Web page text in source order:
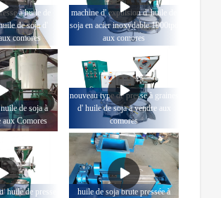
à huile de
de soja d'
comores
machine d' expulsion d' huile de
soja en acier inoxydable 1900tpd
aux comores
de soja à
aux Comores
nouveau type de presse à graines
d' huile de soja à vendre aux
comores
huile de presse
huile de soja brute pressée à